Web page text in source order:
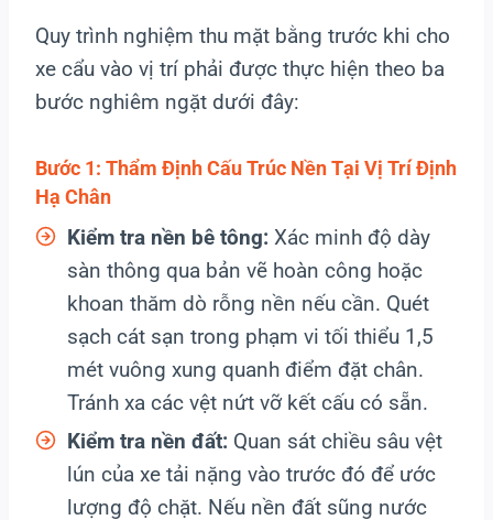
Quy trình nghiệm thu mặt bằng trước khi cho
xe cẩu vào vị trí phải được thực hiện theo ba
bước nghiêm ngặt dưới đây:
Bước 1: Thẩm Định Cấu Trúc Nền Tại Vị Trí Định
Hạ Chân
Kiểm tra nền bê tông: Xác minh độ dày
sàn thông qua bản vẽ hoàn công hoặc
khoan thăm dò rỗng nền nếu cần. Quét
sạch cát sạn trong phạm vi tối thiểu 1,5
mét vuông xung quanh điểm đặt chân.
Tránh xa các vệt nứt vỡ kết cấu có sẵn.
Kiểm tra nền đất: Quan sát chiều sâu vệt
lún của xe tải nặng vào trước đó để ước
lượng độ chặt. Nếu nền đất sũng nước